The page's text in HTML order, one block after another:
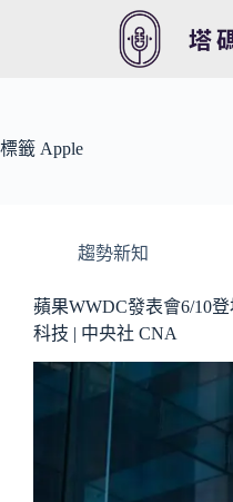
容
標籤 Apple
趨勢新知
蘋果WWDC發表會6/10
科技 | 中央社 CNA